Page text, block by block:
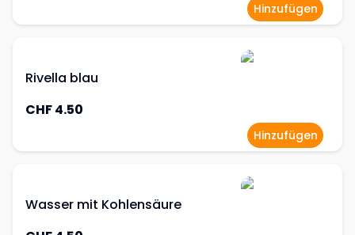
Hinzufügen
Rivella blau
CHF 4.50
Hinzufügen
Wasser mit Kohlensäure